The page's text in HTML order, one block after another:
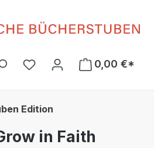
Du hast 0 Produkte auf
0,00 €*
Edition
in Faith